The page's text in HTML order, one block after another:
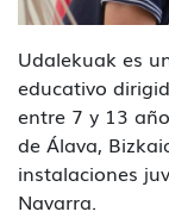
Udalekuak es
educativo
entre 7 y 13
de Álava,
instalaciones
Navarra.